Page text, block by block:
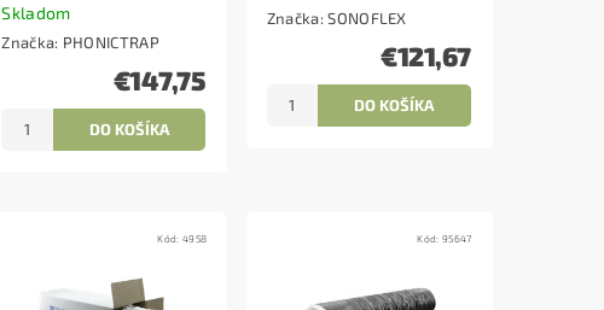
Skladom
Značka: PHONICTRAP
€147,75
Značka:SONOFLEX
€121,67
Kód: 4958 Kód:95647